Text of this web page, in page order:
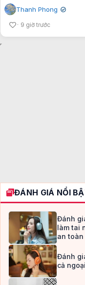
Thanh Phong ✔
9 giờ trước
ĐÁNH GIÁ NỔI
Đánh
làm tai
an toàn
Đánh
cả